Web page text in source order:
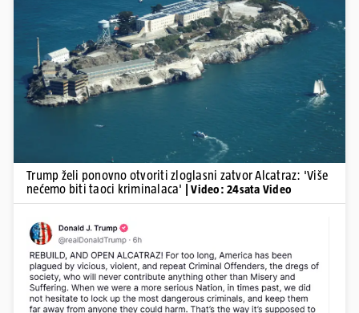
Pokretanje videa...
Trump želi ponovno otvoriti zloglasni zatvor Alcatraz: 'Više
nećemo biti taoci kriminalaca'
| Video: 24sata Video